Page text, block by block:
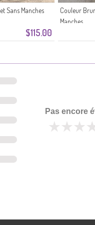
$115.00
Sans Manches
Couleur
Manches
Pas encore